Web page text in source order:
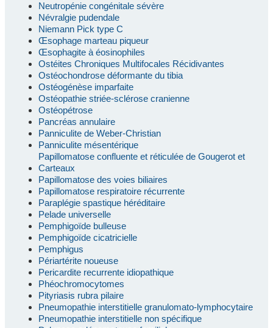
Neutropénie congénitale sévère
Névralgie pudendale
Niemann Pick type C
Œsophage marteau piqueur
Œsophagite à éosinophiles
Ostéites Chroniques Multifocales Récidivantes
Ostéochondrose déformante du tibia
Ostéogénèse imparfaite
Ostéopathie striée-sclérose cranienne
Ostéopétrose
Pancréas annulaire
Panniculite de Weber-Christian
Panniculite mésentérique
Papillomatose confluente et réticulée de Gougerot et
Carteaux
Papillomatose des voies biliaires
Papillomatose respiratoire récurrente
Paraplégie spastique héréditaire
Pelade universelle
Pemphigoïde bulleuse
Pemphigoïde cicatricielle
Pemphigus
Périartérite noueuse
Pericardite recurrente idiopathique
Phéochromocytomes
Pityriasis rubra pilaire
Pneumopathie interstitielle granulomato-lymphocytaire
Pneumopathie interstitielle non spécifique